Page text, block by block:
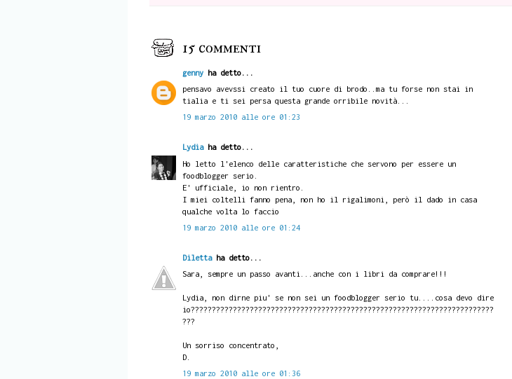
15 commenti
gennyha detto...
pensavo avevssi creato il tuo cuore di brodo..ma tu forse non stai in
tialia e ti sei persa questa grande orribile novità...
19 marzo 2010 alle ore 01:23
Lydiaha detto...
Ho letto l'elenco delle caratteristiche che servono per essere un
foodblogger serio.
E' ufficiale, io non rientro.
I miei coltelli fanno pena, non ho il rigalimoni, però il dado in casa
qualche volta lo faccio
19 marzo 2010 alle ore 01:24
Dilettaha detto...
Sara, sempre un passo avanti...anche con i libri da comprare!!!
Lydia, non dirne piu' se non sei un foodblogger serio tu....cosa devo dire
io????????????????????????????????????????????????????????????????????????
???
Un sorriso concentrato,
D.
19 marzo 2010 alle ore 01:36